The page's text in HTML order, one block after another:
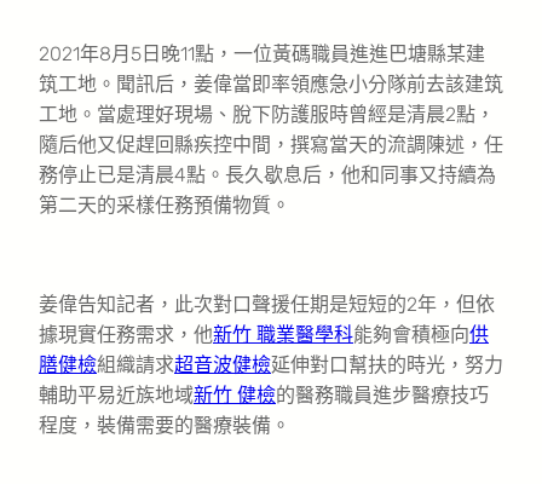
2021年8月5日晚11點，一位黃碼職員進進巴塘縣某建
筑工地。聞訊后，姜偉當即率領應急小分隊前去該建筑
工地。當處理好現場、脫下防護服時曾經是清晨2點，
隨后他又促趕回縣疾控中間，撰寫當天的流調陳述，任
務停止已是清晨4點。長久歇息后，他和同事又持續為
第二天的采樣任務預備物質。
姜偉告知記者，此次對口聲援任期是短短的2年，但依
據現實任務需求，他新竹 職業醫學科能夠會積極向供
膳健檢組織請求超音波健檢延伸對口幫扶的時光，努力
輔助平易近族地域新竹 健檢的醫務職員進步醫療技巧
程度，裝備需要的醫療裝備。